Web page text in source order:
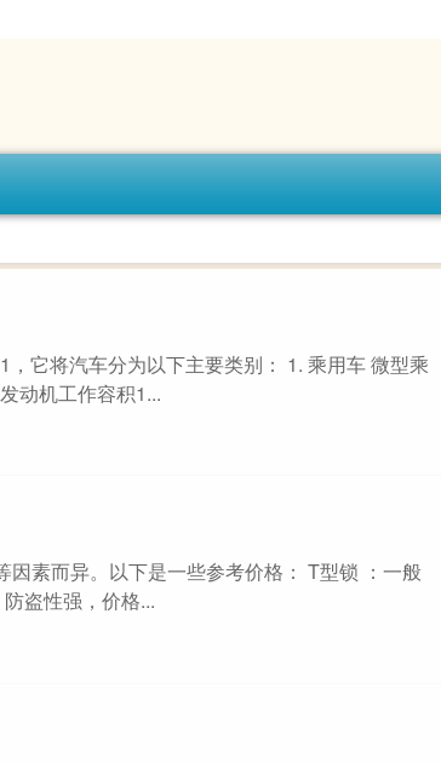
它将汽车分为以下主要类别： 1. 乘用车 微型乘
动机工作容积1...
素而异。以下是一些参考价格： T型锁 ：一般
盗性强，价格...